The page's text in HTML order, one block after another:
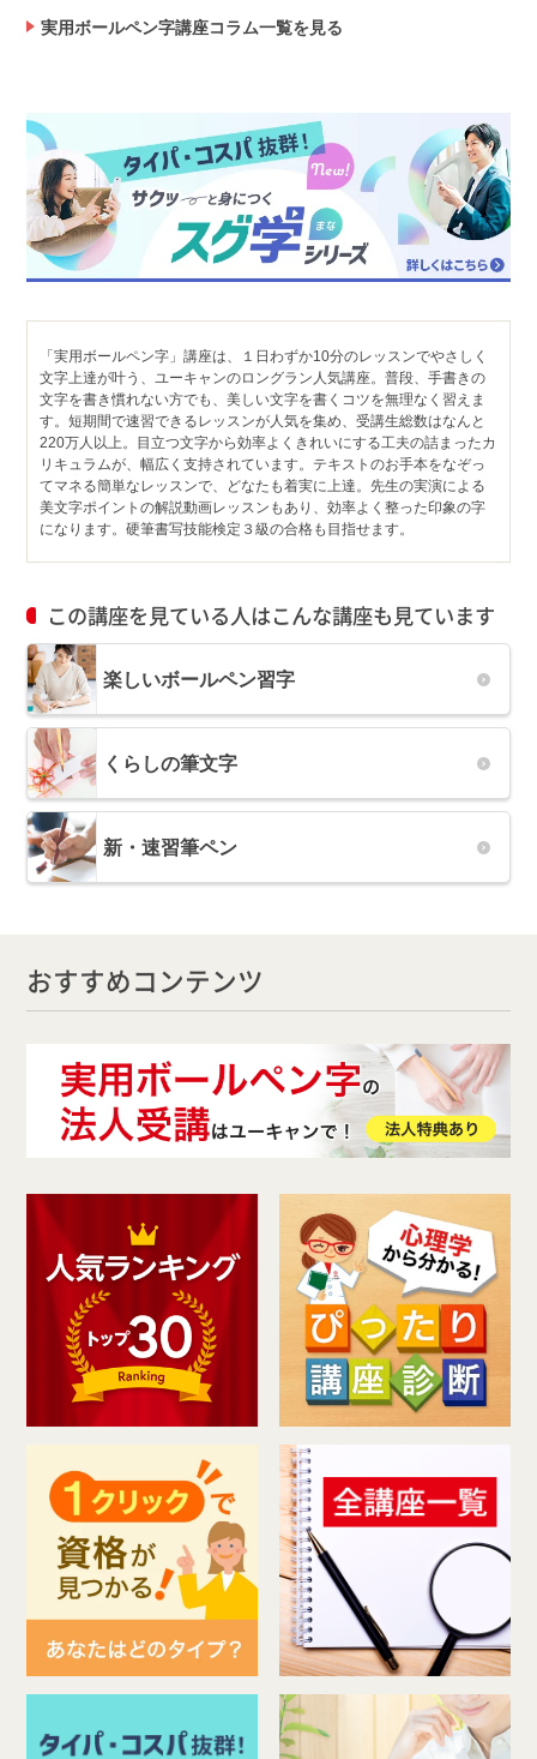
実用ボールペン字講座コラム一覧を見る
「実用ボールペン字」講座は、１日わずか10分のレッスンでやさしく
文字上達が叶う、ユーキャンのロングラン人気講座。普段、手書きの
文字を書き慣れない方でも、美しい文字を書くコツを無理なく習えま
す。短期間で速習できるレッスンが人気を集め、受講生総数はなんと
220万人以上。目立つ文字から効率よくきれいにする工夫の詰まったカ
リキュラムが、幅広く支持されています。テキストのお手本をなぞっ
てマネる簡単なレッスンで、どなたも着実に上達。先生の実演による
美文字ポイントの解説動画レッスンもあり、効率よく整った印象の字
になります。硬筆書写技能検定３級の合格も目指せます。
この講座を見ている人はこんな講座も見ています
楽しいボールペン習字
くらしの筆文字
新・速習筆ペン
おすすめコンテンツ